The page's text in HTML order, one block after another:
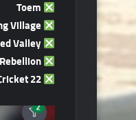
The Wandering Village
Figment 2: Creed Valley
Sins of a Solar Empire: Rebellion
Cricket 22